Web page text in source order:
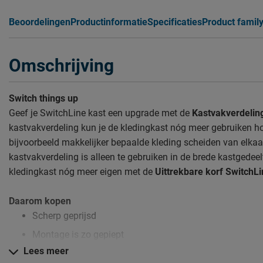
BeoordelingenProductinformatieSpecificatiesProduct family
Omschrijving
Switch things up
Geef je SwitchLine kast een upgrade met de
kastvakverdeling kun je de kledingkast nóg meer gebruiken
bijvoorbeeld makkelijker bepaalde kleding scheiden van
kastvakverdeling is alleen te gebruiken in de brede
kledingkast nóg meer eigen met de Uittrekbare korf
Daarom kopen
Scherp geprijsd
Montage is zo gepiept
Nieuwe indeling van je kast
Lees meer